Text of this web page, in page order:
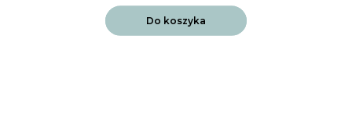
Do koszyka